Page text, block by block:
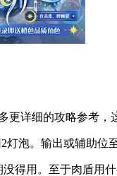
详细的攻略参考，
泡。输出或辅助位
得用。至于肉盾用